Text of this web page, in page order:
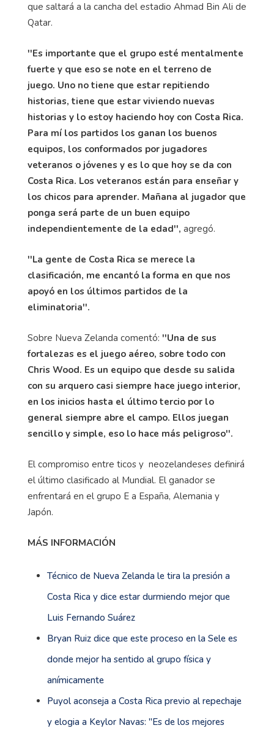
que saltará a la cancha del estadio Ahmad Bin Ali de
Qatar.
''Es importante que el grupo esté mentalmente
fuerte y que eso se note en el terreno de
juego. Uno no tiene que estar repitiendo
historias, tiene que estar viviendo nuevas
historias y lo estoy haciendo hoy con Costa Rica.
Para mí los partidos los ganan los buenos
equipos, los conformados por jugadores
veteranos o jóvenes y es lo que hoy se da con
Costa Rica. Los veteranos están para enseñar y
los chicos para aprender. Mañana al jugador que
ponga será parte de un buen equipo
independientemente de la edad'', agregó.
''La gente de Costa Rica se merece la
clasificación, me encantó la forma en que nos
apoyó en los últimos partidos de la
eliminatoria''.
Sobre Nueva Zelanda comentó: ''Una de sus
fortalezas es el juego aéreo, sobre todo con
Chris Wood. Es un equipo que desde su salida
con su arquero casi siempre hace juego interior,
en los inicios hasta el último tercio por lo
general siempre abre el campo. Ellos juegan
sencillo y simple, eso lo hace más peligroso''.
El compromiso entre ticos y neozelandeses definirá
el último clasificado al Mundial. El ganador se
enfrentará en el grupo E a España, Alemania y
Japón.
MÁS INFORMACIÓN
Técnico de Nueva Zelanda le tira la presión a
Costa Rica y dice estar durmiendo mejor que
Luis Fernando Suárez
Bryan Ruiz dice que este proceso en la Sele es
donde mejor ha sentido al grupo física y
anímicamente
Puyol aconseja a Costa Rica previo al repechaje
y elogia a Keylor Navas: ''Es de los mejores